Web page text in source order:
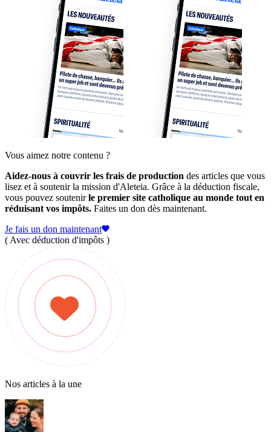
Vous aimez notre contenu ?
Aidez-nous à couvrir les frais de production des articles que vous
lisez et à soutenir la mission d'Aleteia. Grâce à la déduction fiscale,
vous pouvez soutenirle premier site catholique au monde tout en
réduisant vos impôts. Faites un don dès maintenant.
Je fais un don maintenant
( Avec déduction d'impôts )
Nos articles à la une